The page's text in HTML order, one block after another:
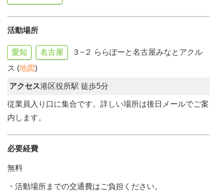
活動場所
愛知 名古屋
３−２ ららぽーと名古屋みなとアクル
ス (地図)
アクセス港区役所駅 徒歩5分
従業員入り口に集合です。詳しい場所は後日メールでご案
内します。
必要経費
無料
・活動場所までの交通費はご負担ください。